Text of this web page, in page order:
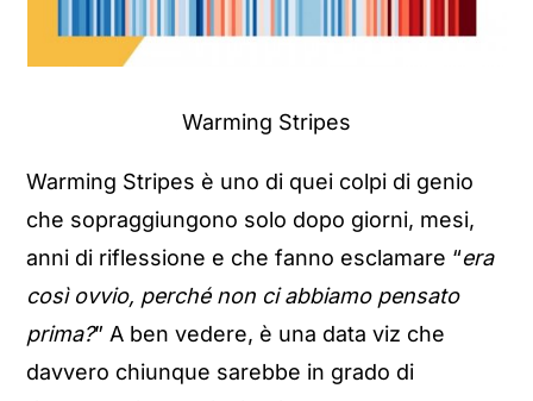
Warming Stripes
Warming Stripes è uno di quei colpi di genio
che sopraggiungono solo dopo giorni, mesi,
anni di riflessione e che fanno esclamare “era
così ovvio, perché non ci abbiamo pensato
prima?” A ben vedere, è una data viz che
davvero chiunque sarebbe in grado di